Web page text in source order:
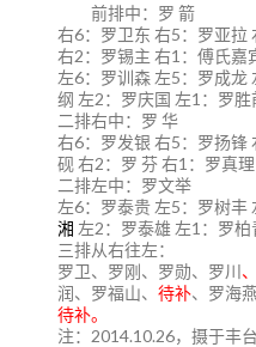
前排中：罗 箭
右6：罗卫东 右5：罗亚拉
右2：罗锡主 右1：傅氏嘉
左6：罗训森 左5：罗成龙
纲 左2：罗庆国 左1：罗胜
二排右中：罗 华
右6：罗发银 右5：罗扬锋
砚 右2：罗 芬 右1：罗真理
二排左中：罗文举
左6：罗泰贵 左5：罗树丰
湘 左2：罗泰雄 左1：罗柏
三排从右往左：
罗卫、罗刚、罗勋、罗川、
润、罗福山、 待补、罗海
待补。
注：2014.10.26，摄于丰